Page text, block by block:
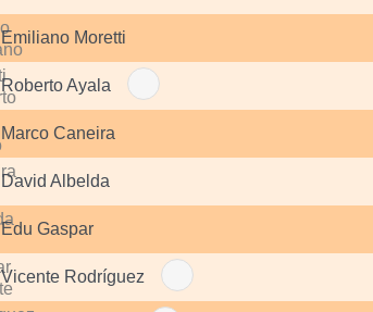
Emiliano Moretti
Roberto Ayala
Marco Caneira
David Albelda
Edu Gaspar
Vicente Rodríguez